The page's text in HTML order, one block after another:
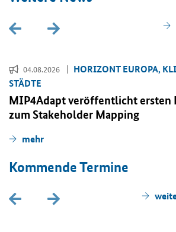
04.08.2026
HO­RI­ZONT EU­RO­PA,
STÄD­TE
MIP4Adapt ver­öf­fent­licht ers­ten
zum Stakeholder Mapping
mehr
Kom­men­de Ter­mi­ne